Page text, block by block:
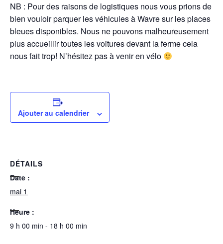
NB : Pour des raisons de logistiques nous vous prions de
bien vouloir parquer les véhicules à Wavre sur les places
bleues disponibles. Nous ne pouvons malheureusement
plus accueillir toutes les voitures devant la ferme cela
nous fait trop! N’hésitez pas à venir en vélo
Ajouter au calendrier
DÉTAILS
Date :
mai 1
Heure :
9 h 00 min - 18 h 00 min